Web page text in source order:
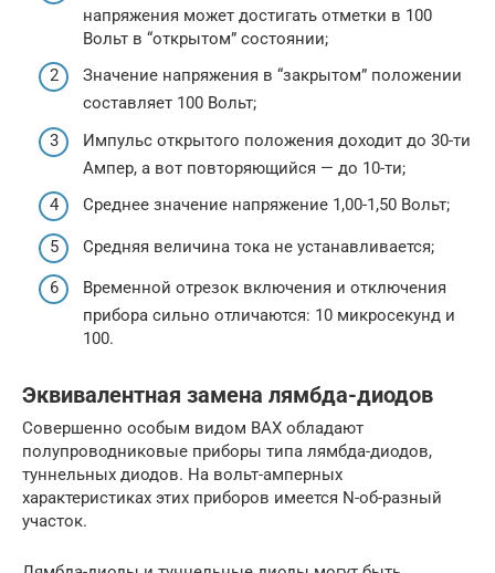
напряжения может достигать отметки в 100
Вольт в “открытом” состоянии;
Значение напряжения в “закрытом” положении
составляет 100 Вольт;
Импульс открытого положения доходит до 30-ти
Ампер, а вот повторяющийся — до 10-ти;
Среднее значение напряжение 1,00-1,50 Вольт;
Средняя величина тока не устанавливается;
Временной отрезок включения и отключения
прибора сильно отличаются: 10 микросекунд и
100.
Эквивалентная замена лямбда-диодов
Совершенно особым видом ВАХ обладают
полупроводниковые приборы типа лямбда-диодов,
туннельных диодов. На вольт-амперных
характеристиках этих приборов имеется N-об-разный
участок.